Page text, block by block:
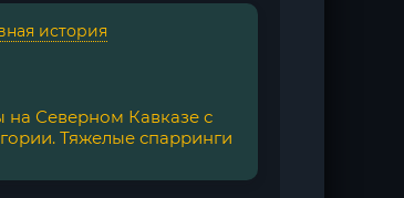
история
Северном Кавказе с
Тяжелые спарринги